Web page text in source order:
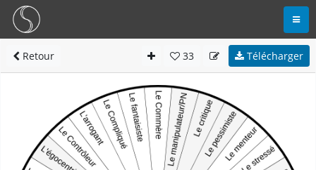
Retour 33 Télécharger